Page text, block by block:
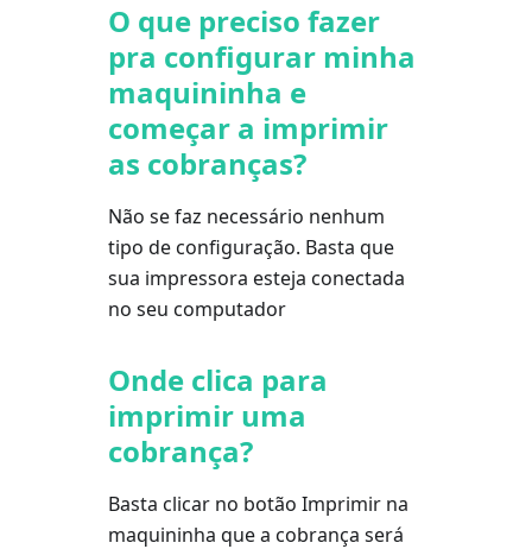
O que preciso fazer
pra configurar minha
maquininha e
começar a imprimir
as cobranças?
Não se faz necessário nenhum
tipo de configuração. Basta que
sua impressora esteja conectada
no seu computador
Onde clica para
imprimir uma
cobrança?
Basta clicar no botão Imprimir na
maquininha que a cobrança será